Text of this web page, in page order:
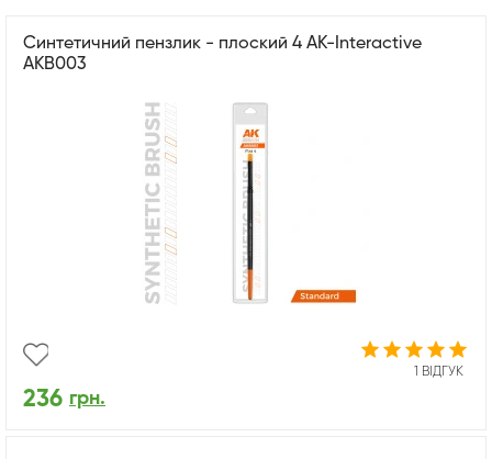
Синтетичний пензлик - плоский 4 AK-Interactive
AKB003
1 ВІДГУК
236 грн.